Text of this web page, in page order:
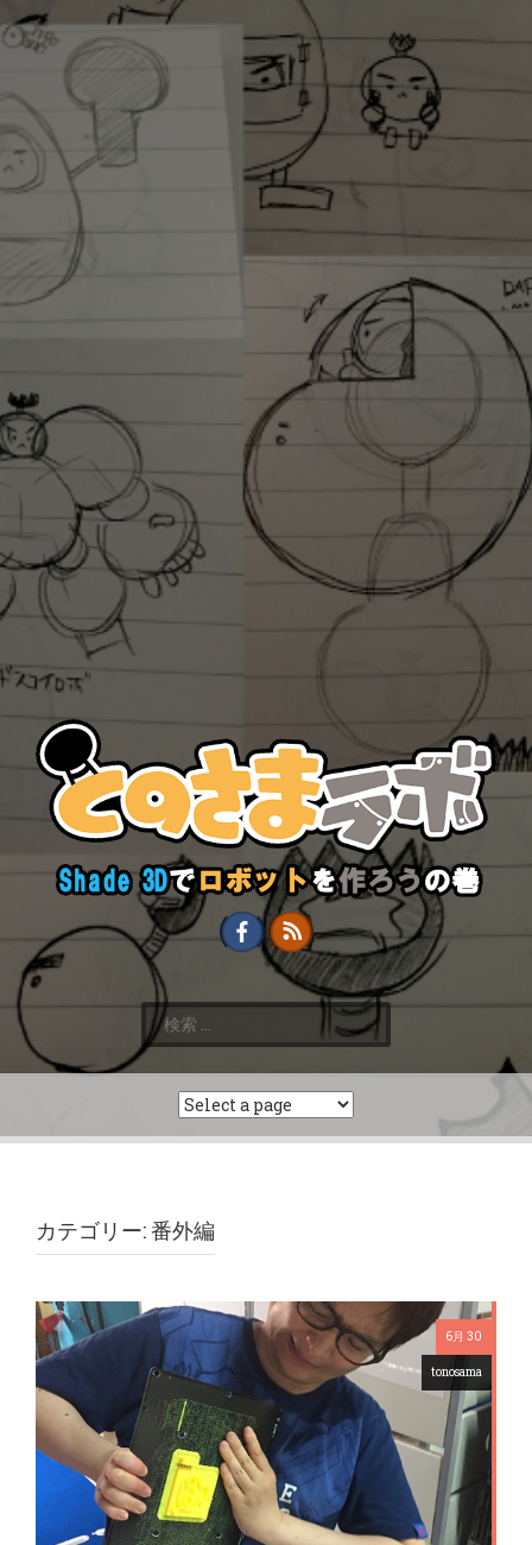
検
索
:
カテゴリー: 番外編
6月 30
tonosama